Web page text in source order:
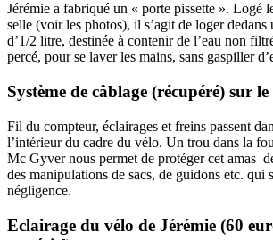
Jérémie a fabriqué un « porte pissette ». Logé
selle (voir les photos), il s’agit de loger dedans
d’1/2 litre, destinée à contenir de l’eau non
percé, pour se laver les mains, sans gaspiller
Système de câblage (récupéré) sur
Fil du compteur, éclairages et freins passent
l’intérieur du cadre du vélo. Un trou dans la
Mc Gyver nous permet de protéger cet amas
des manipulations de sacs, de guidons etc. qui
négligence.
Eclairage du vélo de Jérémie (60